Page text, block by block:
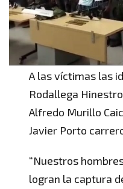
A las víctimas las
Rodallega
Alfredo Murillo
Javier Porto
“Nuestros
logran la captura